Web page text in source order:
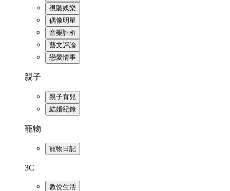
視聽娛樂
偶像明星
音樂評析
藝文評論
戀愛情事
親子
親子育兒
結婚紀錄
寵物
寵物日記
3C
數位生活